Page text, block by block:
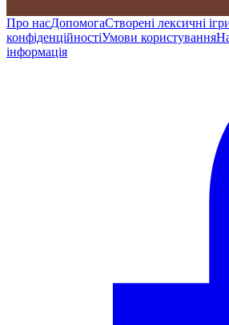
Про насДопомогаСтворені лексичні
конфіденційностіУмови користування
інформація